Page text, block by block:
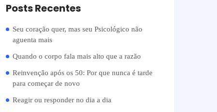
Posts Recentes
Seu coração quer, mas seu Psicológico não
aguenta mais
Quando o corpo fala mais alto que a razão
Reinvenção após os 50: Por que nunca é tarde
para começar de novo
Reagir ou responder no dia a dia